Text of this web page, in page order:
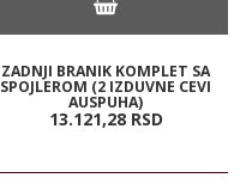
ZADNJI BRANIK KOMPLET SA
SPOJLEROM (2 IZDUVNE CEVI
AUSPUHA)
13.121,28 RSD